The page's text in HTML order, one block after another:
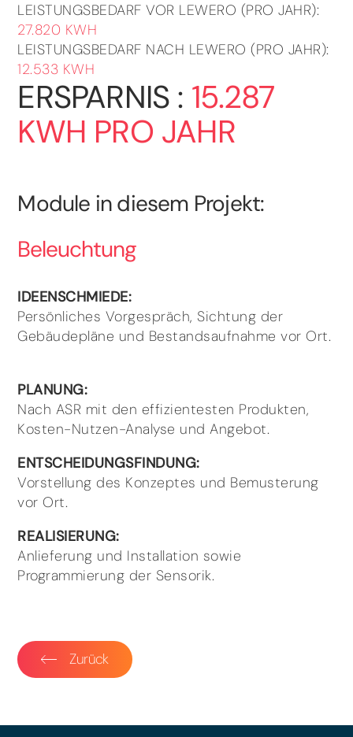
LEISTUNGSBEDARF VOR LEWERO (PRO JAHR):
27.820 KWH
LEISTUNGSBEDARF NACH LEWERO (PRO JAHR):
12.533 KWH
ERSPARNIS : 15.287
KWH PRO JAHR
Module in diesem Projekt:
Beleuchtung
IDEENSCHMIEDE:
Persönliches Vorgespräch, Sichtung der
Gebäudepläne und Bestandsaufnahme vor Ort.
PLANUNG:
Nach ASR mit den effizientesten Produkten,
Kosten-Nutzen-Analyse und Angebot.
ENTSCHEIDUNGSFINDUNG:
Vorstellung des Konzeptes und Bemusterung
vor Ort.
REALISIERUNG:
Anlieferung und Installation sowie
Programmierung der Sensorik.
Zurück